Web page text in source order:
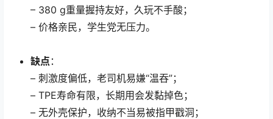
– 380 g重量握持友好，久玩不手酸；
– 价格亲民，学生党无压力。
缺点 ：
– 刺激度偏低，老司机易嫌“温吞”；
– TPE寿命有限，长期用会发黏掉色；
– 无外壳保护，收纳不当易被指甲戳洞；